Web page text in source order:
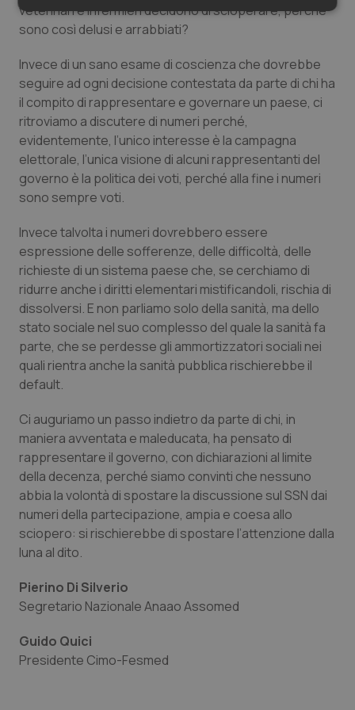
veterinari e infermieri decidono di scioperare, perché
sono così delusi e arrabbiati?
Invece di un sano esame di coscienza che dovrebbe
seguire ad ogni decisione contestata da parte di chi ha
il compito di rappresentare e governare un paese, ci
ritroviamo a discutere di numeri perché,
evidentemente, l’unico interesse è la campagna
elettorale, l’unica visione di alcuni rappresentanti del
governo è la politica dei voti, perché alla fine i numeri
sono sempre voti.
Invece talvolta i numeri dovrebbero essere
espressione delle sofferenze, delle difficoltà, delle
richieste di un sistema paese che, se cerchiamo di
ridurre anche i diritti elementari mistificandoli, rischia di
dissolversi. E non parliamo solo della sanità, ma dello
stato sociale nel suo complesso del quale la sanità fa
parte, che se perdesse gli ammortizzatori sociali nei
quali rientra anche la sanità pubblica rischierebbe il
default.
Ci auguriamo un passo indietro da parte di chi, in
maniera avventata e maleducata, ha pensato di
rappresentare il governo, con dichiarazioni al limite
della decenza, perché siamo convinti che nessuno
abbia la volontà di spostare la discussione sul SSN dai
numeri della partecipazione, ampia e coesa allo
sciopero: si rischierebbe di spostare l’attenzione dalla
luna al dito.
Pierino Di Silverio
Segretario Nazionale Anaao Assomed
Guido Quici
Presidente Cimo-Fesmed
Necessari Statistici Marketing
Necessari Statistici Marketing
I cookie necessari contribuiscono a rendere fruibile il
sito web abilitandone funzionalità di base quali la
navigazione sulle pagine e l'accesso alle aree
protette del sito. Il sito web non è in grado di
funzionare correttamente senza questi cookie.
Nome
Fornitore /Dominio
VISITOR_PRIVACY_METADATA
YouTube
CookieScriptConsent
CookieScript
www.quotidianosanita.it